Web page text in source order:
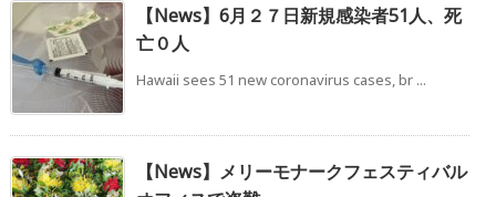
【News】6月２７日新規感染者51人、死
亡０人
Hawaii sees 51 new coronavirus cases, br ...
【News】メリーモナークフェスティバル